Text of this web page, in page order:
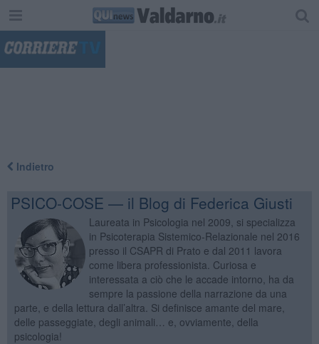
Indietro
PSICO-COSE — il Blog di Federica Giusti
Laureata in Psicologia nel 2009, si specializza
in Psicoterapia Sistemico-Relazionale nel 2016
presso il CSAPR di Prato e dal 2011 lavora
come libera professionista. Curiosa e
interessata a ciò che le accade intorno, ha da
sempre la passione della narrazione da una
parte, e della lettura dall’altra. Si definisce amante del mare,
delle passeggiate, degli animali… e, ovviamente, della
psicologia!